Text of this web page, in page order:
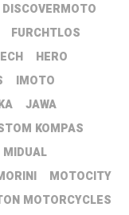
DISCOVERMOTO
FURCHTLOS
HERO
IMOTO
JAWA
KOMPAS
MIDUAL
MOTOCITY
MOTORCYCLES